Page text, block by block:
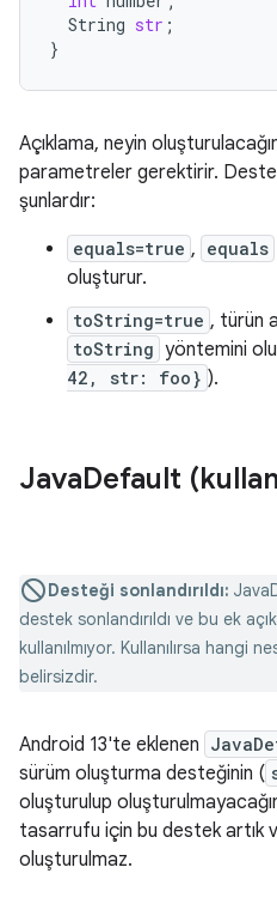
String str ;
}
Açıklama, neyin
parametreler gerektirir.
şunlardır:
equals=true , equals
oluşturur.
toString=true , türün
toString yöntemini
42, str: foo} ).
JavaDefault
Desteği sonlandırıldı:
destek sonlandırıldı ve bu ek
kullanılmıyor. Kullanılırsa hangi
belirsizdir.
Android 13'te eklenen
sürüm oluşturma desteğinin (
oluşturulup
tasarrufu için bu destek artık
oluşturulmaz.